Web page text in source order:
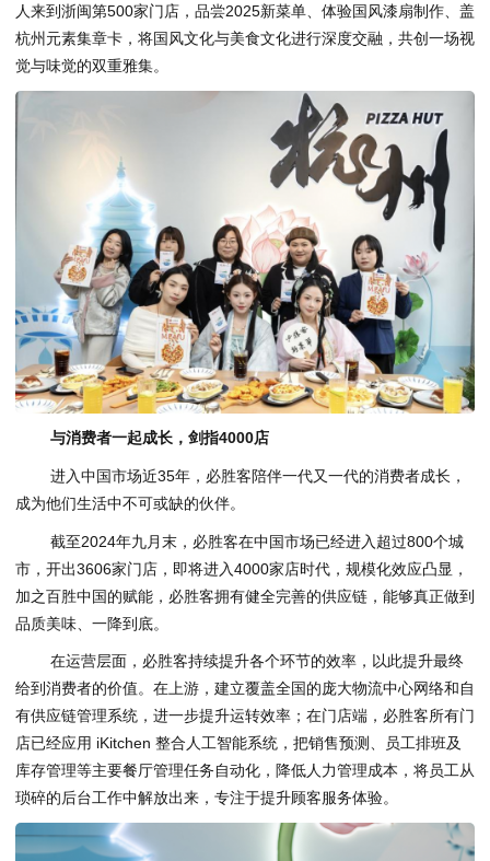
人来到浙闽第500家门店，品尝2025新菜单、体验国风漆扇制作、盖
杭州元素集章卡，将国风文化与美食文化进行深度交融，共创一场视
觉与味觉的双重雅集。
与消费者一起成长，剑指4000店
进入中国市场近35年，必胜客陪伴一代又一代的消费者成长，
成为他们生活中不可或缺的伙伴。
截至2024年九月末，必胜客在中国市场已经进入超过800个城
市，开出3606家门店，即将进入4000家店时代，规模化效应凸显，
加之百胜中国的赋能，必胜客拥有健全完善的供应链，能够真正做到
品质美味、一降到底。
在运营层面，必胜客持续提升各个环节的效率，以此提升最终
给到消费者的价值。在上游，建立覆盖全国的庞大物流中心网络和自
有供应链管理系统，进一步提升运转效率；在门店端，必胜客所有门
店已经应用 iKitchen 整合人工智能系统，把销售预测、员工排班及
库存管理等主要餐厅管理任务自动化，降低人力管理成本，将员工从
琐碎的后台工作中解放出来，专注于提升顾客服务体验。